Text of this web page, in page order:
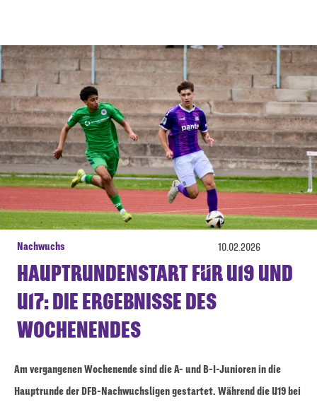
Nachwuchs 10.02.2026
HAUPTRUNDENSTART FÜR U19 UND
U17: DIE ERGEBNISSE DES
WOCHENENDES
Am vergangenen Wochenende sind die A- und B-I-Junioren in die
Hauptrunde der DFB-Nachwuchsligen gestartet. Während die U19 bei